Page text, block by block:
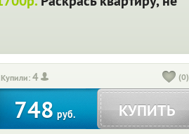
Купили:4 (0)
748 руб. КУПИТЬ